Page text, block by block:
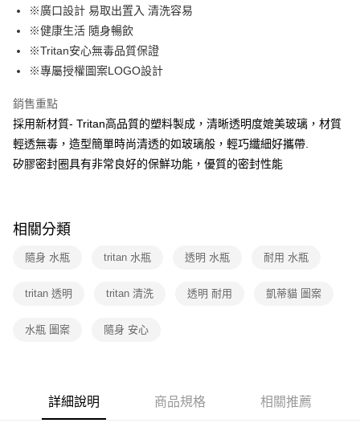
免運費
常溫-付款後全家取貨
免運費
※廣口設計 易取出置入 清洗容易
※健康生活 隨身暢飲
※Tritan安心無毒品質保證
※專屬授權圖案LOGO設計
銷售重點
採用新材質- Tritan高品質的塑料製成，清晰透明度媲美玻璃，材質
輕透無毒，造型簡單時尚清透的如玻璃般，輕巧纖細好攜帶.
矽膠密封圈具有非常良好的保鮮功能，優質的密封性能
相關分類
隨身 水瓶 tritan 水瓶 透明 水瓶 耐用 水瓶
tritan 透明 tritan 清洗 透明 耐用 凱蒂貓 圖案
水瓶 圖案 隨身 安心
詳細說明 商品規格 相關推薦